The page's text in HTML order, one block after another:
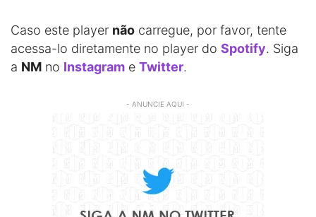
Caso este player não carregue, por favor, tente
acessa-lo diretamente no player do Spotify. Siga
a NM no Instagram e Twitter.
- ANUNCIE AQUI -